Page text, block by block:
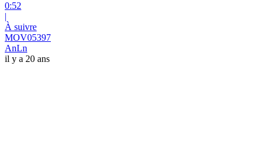
0:52
|
À suivre
MOV05397
AnLn
il y a 20 ans